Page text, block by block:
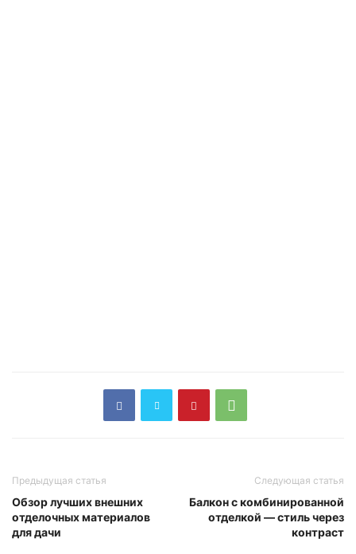
Предыдущая статья
Обзор лучших внешних
отделочных материалов
для дачи
Следующая статья
Балкон с комбинированной
отделкой — стиль через
контраст